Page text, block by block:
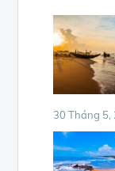
30 Tháng 5,